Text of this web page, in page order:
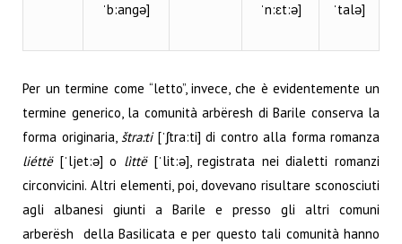
ˈb:angə]
ˈn:ɛt:ə]
ˈtalə]
Per un termine come “letto”, invece, che è evidentemente un
termine generico, la comunità arbëresh di Barile conserva la
forma originaria, štra:ti[ˈʃtra:ti] di contro alla forma romanza
liéttë[ˈljet:ə] o lìttë[ˈlit:ə], registrata nei dialetti romanzi
circonvicini. Altri elementi, poi, dovevano risultare sconosciuti
agli albanesi giunti a Barile e presso gli altri comuni
arberësh della Basilicata e per questo tali comunità hanno